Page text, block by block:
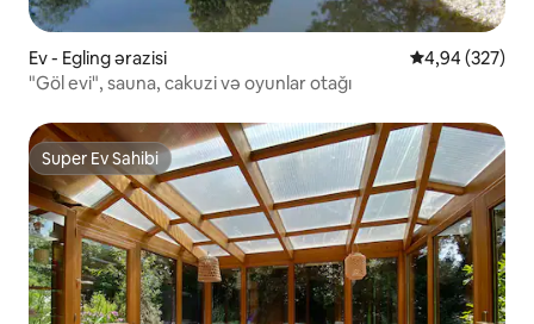
Ev - Egling ərazisi Ortalama
4,94 (327)
"Göl evi", sauna, cakuzi və oyunlar otağı
Super Ev Sahibi
Super Ev Sahibi